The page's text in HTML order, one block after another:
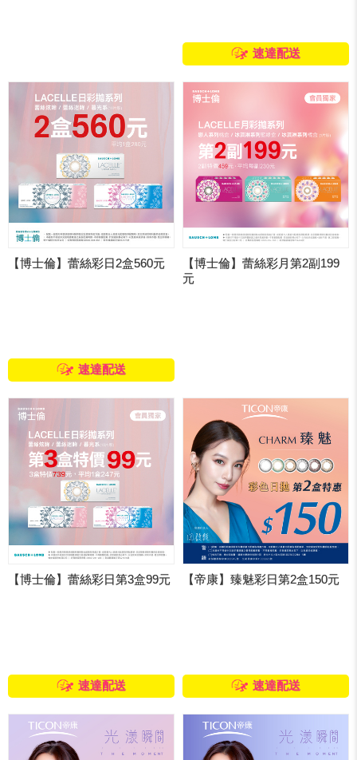
速達配送
【博士倫】蕾絲彩日2盒560元
速達配送
【博士倫】蕾絲彩月第2副199
元
【博士倫】蕾絲彩日第3盒99元
速達配送
【帝康】臻魅彩日第2盒150元
速達配送